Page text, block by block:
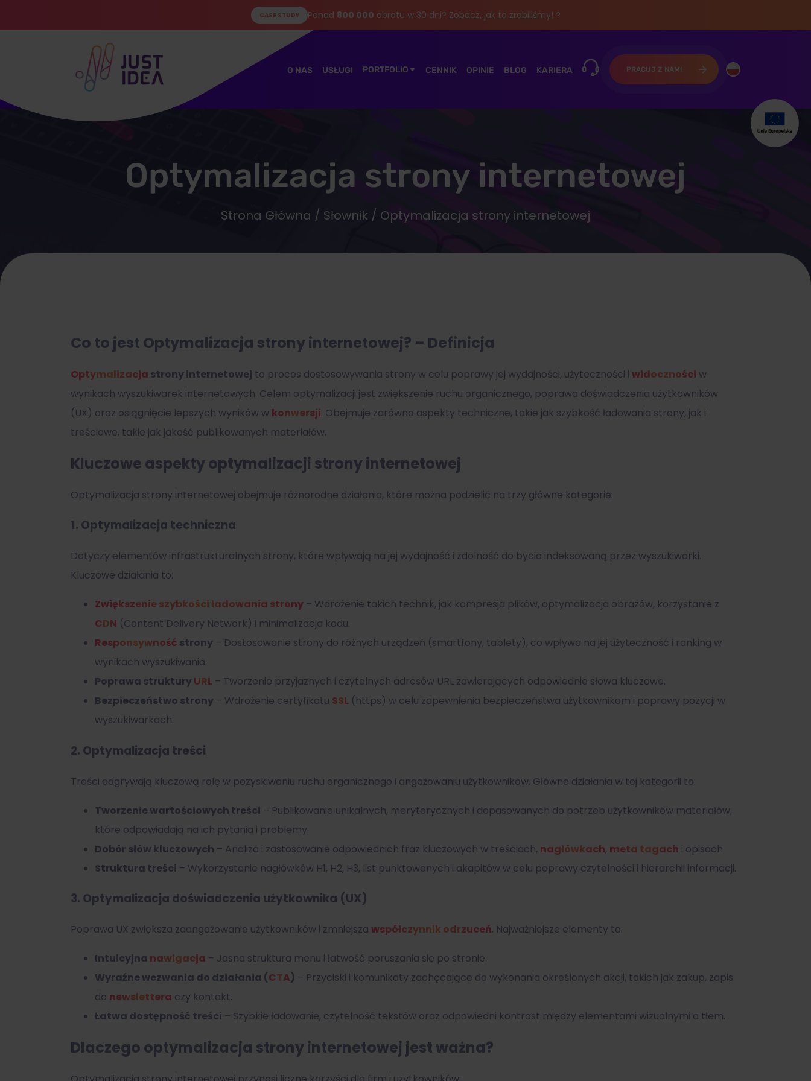
CASE STUDY Ponad 800 000 obrotu w 30 dni? Zobacz, jak to zrobiliśmy! ?
O NAS USŁUGI PORTFOLIO CENNIK OPINIE BLOG KARIERA PRACUJ Z NAMI
Optymalizacja strony internetowej
Strona Główna / Słownik / Optymalizacja strony internetowej
Co to jest Optymalizacja strony internetowej? – Definicja
Optymalizacja strony internetowej to proces dostosowywania strony w celu poprawy jej wydajności, użyteczności i widoczności w
wynikach wyszukiwarek internetowych. Celem optymalizacji jest zwiększenie ruchu organicznego, poprawa doświadczenia użytkowników
(UX) oraz osiągnięcie lepszych wyników w konwersji. Obejmuje zarówno aspekty techniczne, takie jak szybkość ładowania strony, jak i
treściowe, takie jak jakość publikowanych materiałów.
Kluczowe aspekty optymalizacji strony internetowej
Optymalizacja strony internetowej obejmuje różnorodne działania, które można podzielić na trzy główne kategorie:
1. Optymalizacja techniczna
Dotyczy elementów infrastrukturalnych strony, które wpływają na jej wydajność i zdolność do bycia indeksowaną przez wyszukiwarki.
Kluczowe działania to:
Zwiększenie szybkości ładowania strony – Wdrożenie takich technik, jak kompresja plików, optymalizacja obrazów, korzystanie z
CDN (Content Delivery Network) i minimalizacja kodu.
Responsywność strony – Dostosowanie strony do różnych urządzeń (smartfony, tablety), co wpływa na jej użyteczność i ranking w
wynikach wyszukiwania.
Poprawa strukturyURL – Tworzenie przyjaznych i czytelnych adresów URL zawierających odpowiednie słowa kluczowe.
Bezpieczeństwo strony – Wdrożenie certyfikatu SSL (https) w celu zapewnienia bezpieczeństwa użytkownikom i poprawy pozycji w
wyszukiwarkach.
2. Optymalizacja treści
Treści odgrywają kluczową rolę w pozyskiwaniu ruchu organicznego i angażowaniu użytkowników. Główne działania w tej kategorii to:
Tworzenie wartościowych treści – Publikowanie unikalnych, merytorycznych i dopasowanych do potrzeb użytkowników materiałów,
które odpowiadają na ich pytania i problemy.
Dobór słów kluczowych – Analiza i zastosowanie odpowiednich fraz kluczowych w treściach, nagłówkach, meta tagach i opisach.
Struktura treści – Wykorzystanie nagłówków H1, H2, H3, list punktowanych i akapitów w celu poprawy czytelności i hierarchii informacji.
3. Optymalizacja doświadczenia użytkownika (UX)
Poprawa UX zwiększa zaangażowanie użytkowników i zmniejsza współczynnik odrzuceń. Najważniejsze elementy to:
Intuicyjna nawigacja – Jasna struktura menu i łatwość poruszania się po stronie.
Wyraźne wezwania do działania (CTA) – Przyciski i komunikaty zachęcające do wykonania określonych akcji, takich jak zakup, zapis
do newslettera czy kontakt.
Łatwa dostępność treści – Szybkie ładowanie, czytelność tekstów oraz odpowiedni kontrast między elementami wizualnymi a tłem.
Dlaczego optymalizacja strony internetowej jest ważna?